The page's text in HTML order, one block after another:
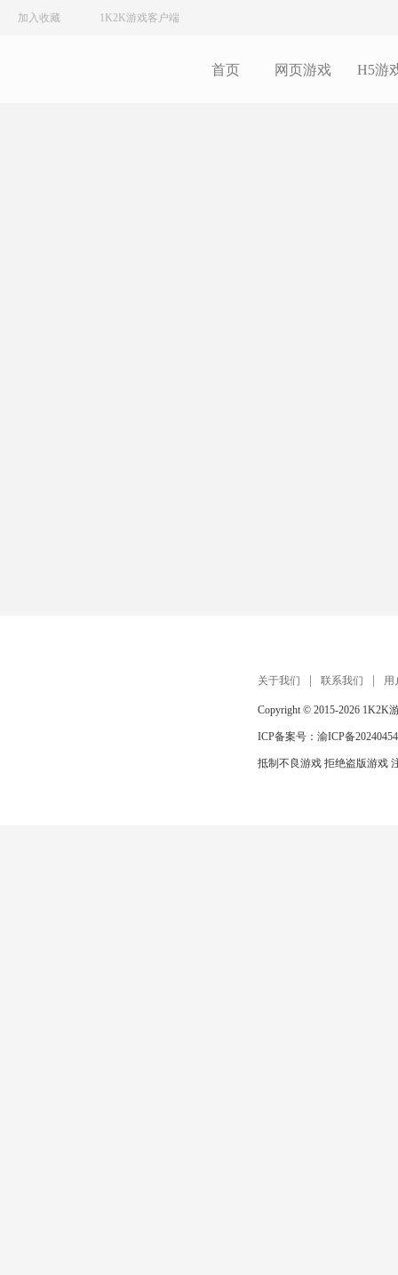
加入收藏 1K2K游戏客户端
首页 网页游戏 H5游
关于我们 联系我们 用
Copyright © 2015-2026 1K2K
ICP备案号： 渝ICP备
抵制不良游戏 拒绝盗版游戏